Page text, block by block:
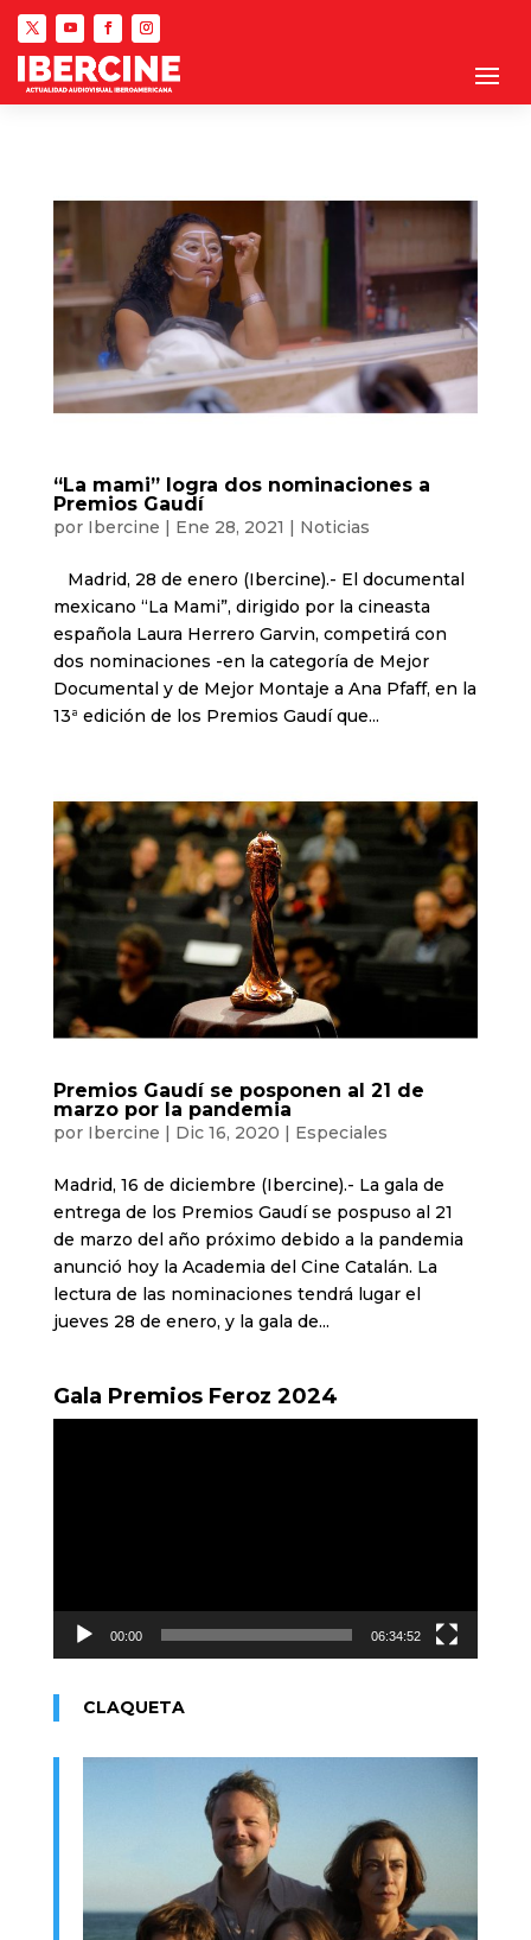
“La mami” logra dos nominaciones a
Premios Gaudí
por Ibercine | Ene 28, 2021 | Noticias
Madrid, 28 de enero (Ibercine).- El documental
mexicano “La Mami”, dirigido por la cineasta
española Laura Herrero Garvin, competirá con
dos nominaciones -en la categoría de Mejor
Documental y de Mejor Montaje a Ana Pfaff, en la
13ª edición de los Premios Gaudí que...
Premios Gaudí se posponen al 21 de
marzo por la pandemia
por Ibercine Dic 16, 2020 Especiales
Madrid, 16 de diciembre (Ibercine).- La gala de
entrega de los Premios Gaudí se pospuso al 21
de marzo del año próximo debido a la pandemia
anunció hoy la Academia del Cine Catalán. La
lectura de las nominaciones tendrá lugar el
jueves 28 de enero, y la gala de...
Gala Premios Feroz 2024
00:00 06:34:52
CLAQUETA